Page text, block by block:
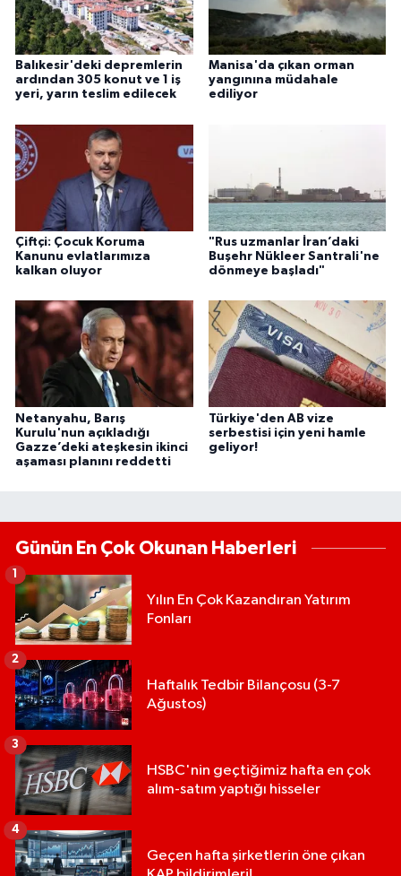
Balıkesir'deki depremlerin
ardından 305 konut ve 1 iş
yeri, yarın teslim edilecek
Manisa'da çıkan orman
yangınına müdahale
ediliyor
Çiftçi: Çocuk Koruma
Kanunu evlatlarımıza
kalkan oluyor
"Rus uzmanlar İran’daki
Buşehr Nükleer Santrali'ne
dönmeye başladı"
Netanyahu, Barış
Kurulu'nun açıkladığı
Gazze’deki ateşkesin ikinci
aşaması planını reddetti
Türkiye'den AB vize
serbestisi için yeni hamle
geliyor!
Günün En Çok Okunan Haberleri
Yılın En Çok Kazandıran Yatırım
Fonları
Haftalık Tedbir Bilançosu (3-7
Ağustos)
2
HSBC'nin geçtiğimiz hafta en çok
alım-satım yaptığı hisseler
3
Geçen hafta şirketlerin öne çıkan
4